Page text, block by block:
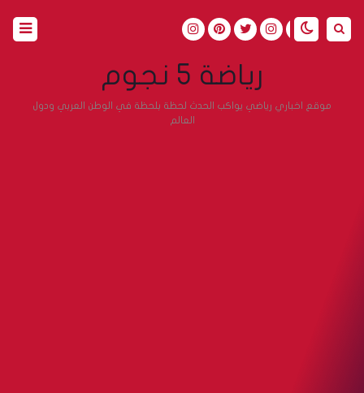
رياضة 5 نجوم
موقع اخباري رياضي يواكب الحدث لحظة بلحظة في الوطن العربي ودول
العالم